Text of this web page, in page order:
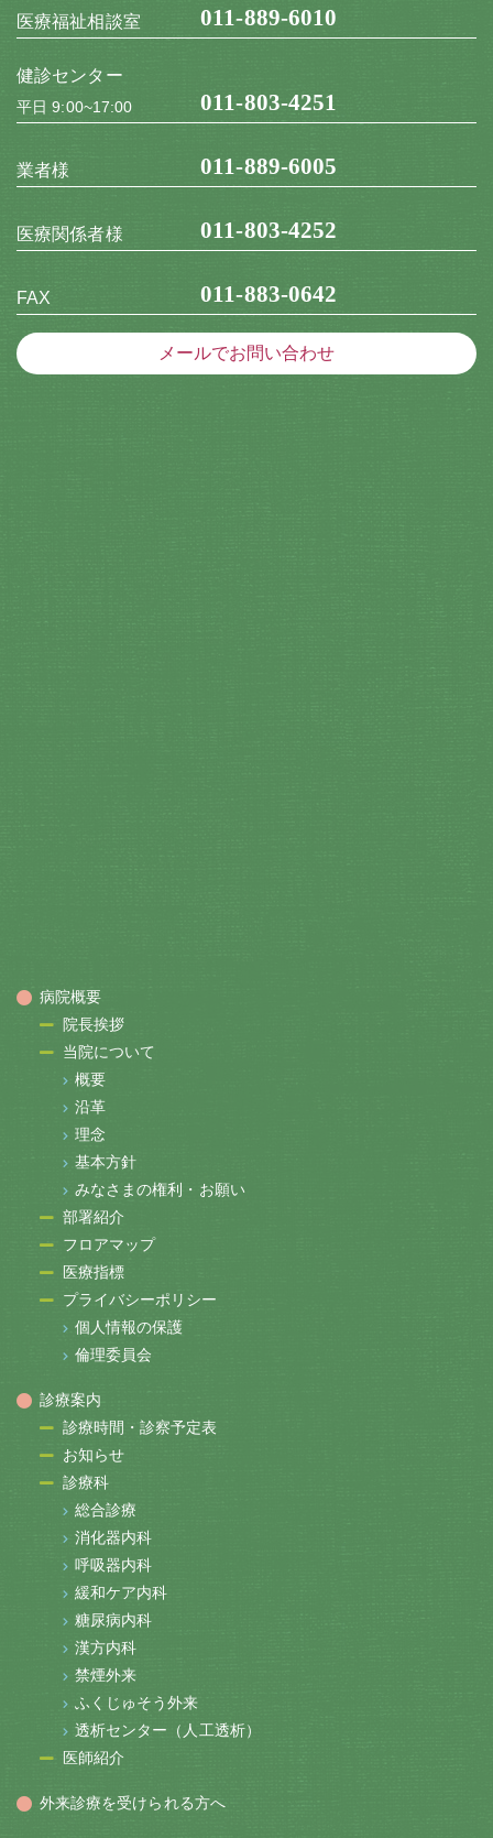
医療福祉相談室 011-889-6010
健診センター
平日 9:00~17:00 011-803-4251
業者様 011-889-6005
医療関係者様 011-803-4252
FAX 011-883-0642
メールでお問い合わせ
病院概要
院長挨拶
当院について
概要
沿革
理念
基本方針
みなさまの権利・お願い
部署紹介
フロアマップ
医療指標
プライバシーポリシー
個人情報の保護
倫理委員会
診療案内
診療時間・診察予定表
お知らせ
診療科
総合診療
消化器内科
呼吸器内科
緩和ケア内科
糖尿病内科
漢方内科
禁煙外来
ふくじゅそう外来
透析センター（人工透析）
医師紹介
外来診療を受けられる方へ